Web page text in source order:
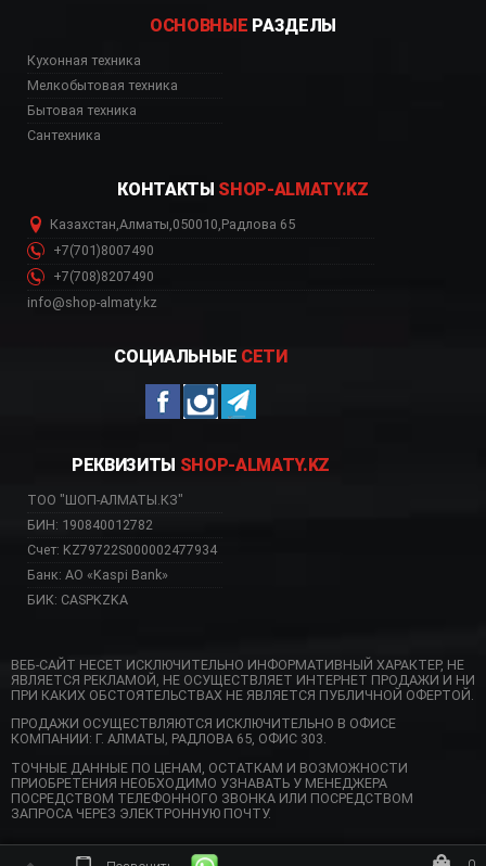
ОСНОВНЫЕ РАЗДЕЛЫ
Кухонная техника
Мелкобытовая техника
Бытовая техника
Сантехника
КОНТАКТЫ SHOP-ALMATY.KZ
Казахстан,Алматы,050010,Радлова 65
+7(701)8007490
+7(708)8207490
info@shop-almaty.kz
СОЦИАЛЬНЫЕ СЕТИ
РЕКВИЗИТЫ SHOP-ALMATY.KZ
ТОО "ШОП-АЛМАТЫ.КЗ"
БИН: 190840012782
Счет: KZ79722S000002477934
Банк: АО «Kaspi Bank»
БИК: CASPKZKA
ВЕБ-САЙТ НЕСЕТ ИСКЛЮЧИТЕЛЬНО ИНФОРМАТИВНЫЙ ХАРАКТЕР, НЕ
ЯВЛЯЕТСЯ РЕКЛАМОЙ, НЕ ОСУЩЕСТВЛЯЕТ ИНТЕРНЕТ ПРОДАЖИ И НИ
ПРИ КАКИХ ОБСТОЯТЕЛЬСТВАХ НЕ ЯВЛЯЕТСЯ ПУБЛИЧНОЙ ОФЕРТОЙ.
ПРОДАЖИ ОСУЩЕСТВЛЯЮТСЯ ИСКЛЮЧИТЕЛЬНО В ОФИСЕ
КОМПАНИИ: Г. АЛМАТЫ, РАДЛОВА 65, ОФИС 303.
ТОЧНЫЕ ДАННЫЕ ПО ЦЕНАМ, ОСТАТКАМ И ВОЗМОЖНОСТИ
ПРИОБРЕТЕНИЯ НЕОБХОДИМО УЗНАВАТЬ У МЕНЕДЖЕРА
ПОСРЕДСТВОМ ТЕЛЕФОННОГО ЗВОНКА ИЛИ ПОСРЕДСТВОМ
ЗАПРОСА ЧЕРЕЗ ЭЛЕКТРОННУЮ ПОЧТУ.